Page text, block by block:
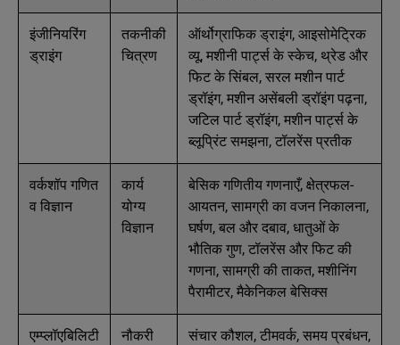
इंजीनियरिंग
ड्राइंग
तकनीकी
चित्रण
ऑर्थोग्राफिक ड्राइंग, आइसोमेट्रिक
व्यू, मशीनी पार्ट्स के स्केच, थ्रेड और
फिट के सिंबल, सरल मशीन पार्ट
ड्रॉइंग, मशीन असेंबली ड्रॉइंग पढ़ना,
जटिल पार्ट ड्रॉइंग, मशीन पार्ट्स के
ब्लूप्रिंट समझना, टॉलरेंस प्रतीक
वर्कशॉप गणित
व विज्ञान
कार्य
योग्य
विज्ञान
बेसिक गणितीय गणनाएँ, क्षेत्रफल-
आयतन, सामग्री का वजन निकालना,
घर्षण, बल और दबाव, धातुओं के
भौतिक गुण, टॉलरेंस और फिट की
गणना, सामग्री की ताकत, मशीनिंग
पैरामीटर, मैकेनिकल बेसिक्स
एम्प्लॉएबिलिटी
नौकरी
संचार कौशल, टीमवर्क, समय प्रबंधन,